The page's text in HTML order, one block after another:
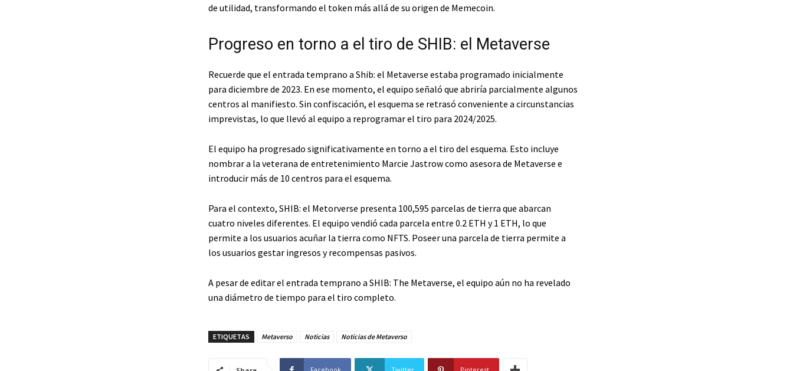
de utilidad, transformando el token más allá de su origen de Memecoin.
Progreso en torno a el tiro de SHIB: el Metaverse
Recuerde que el entrada temprano a Shib: el Metaverse estaba programado inicialmente
para diciembre de 2023. En ese momento, el equipo señaló que abriría parcialmente algunos
centros al manifiesto. Sin confiscación, el esquema se retrasó conveniente a circunstancias
imprevistas, lo que llevó al equipo a reprogramar el tiro para 2024/2025.
El equipo ha progresado significativamente en torno a el tiro del esquema. Esto incluye
nombrar a la veterana de entretenimiento Marcie Jastrow como asesora de Metaverse e
introducir más de 10 centros para el esquema.
Para el contexto, SHIB: el Metorverse presenta 100,595 parcelas de tierra que abarcan
cuatro niveles diferentes. El equipo vendió cada parcela entre 0.2 ETH y 1 ETH, lo que
permite a los usuarios acuñar la tierra como NFTS. Poseer una parcela de tierra permite a
los usuarios gestar ingresos y recompensas pasivos.
A pesar de editar el entrada temprano a SHIB: The Metaverse, el equipo aún no ha revelado
una diámetro de tiempo para el tiro completo.
ETIQUETAS Metaverso Noticias Noticias de Metaverso